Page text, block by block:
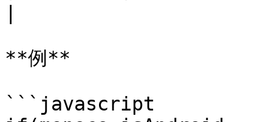
**例**
```javascript